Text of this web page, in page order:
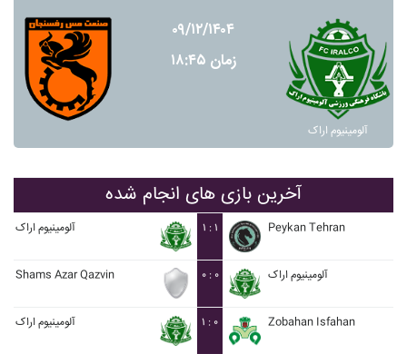
۰۹/۱۲/۱۴۰۴
زمان ۱۸:۴۵
آلومينيوم اراک
آخرین بازی های انجام شده
آلومينيوم اراک ۱ : ۱ Peykan Tehran
Shams Azar Qazvin ۰ : ۰ آلومينيوم اراک
آلومينيوم اراک ۱ : ۰ Zobahan Isfahan